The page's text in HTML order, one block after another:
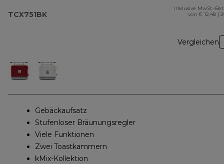
TCX751BK
Inklusive MwSt.-
von € 12,48 (
Vergleichen
Gebäckaufsatz
Stufenloser Bräunungsregler
Viele Funktionen
Zwei Toastkammern
kMix-Kollektion